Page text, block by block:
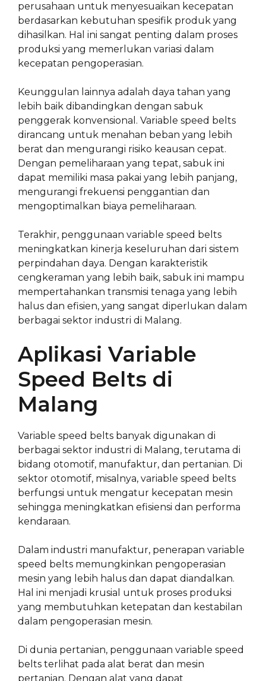
perusahaan untuk menyesuaikan kecepatan
berdasarkan kebutuhan spesifik produk yang
dihasilkan. Hal ini sangat penting dalam proses
produksi yang memerlukan variasi dalam
kecepatan pengoperasian.
Keunggulan lainnya adalah daya tahan yang
lebih baik dibandingkan dengan sabuk
penggerak konvensional. Variable speed belts
dirancang untuk menahan beban yang lebih
berat dan mengurangi risiko keausan cepat.
Dengan pemeliharaan yang tepat, sabuk ini
dapat memiliki masa pakai yang lebih panjang,
mengurangi frekuensi penggantian dan
mengoptimalkan biaya pemeliharaan.
Terakhir, penggunaan variable speed belts
meningkatkan kinerja keseluruhan dari sistem
perpindahan daya. Dengan karakteristik
cengkeraman yang lebih baik, sabuk ini mampu
mempertahankan transmisi tenaga yang lebih
halus dan efisien, yang sangat diperlukan dalam
berbagai sektor industri di Malang.
Aplikasi Variable
Speed Belts di
Malang
Variable speed belts banyak digunakan di
berbagai sektor industri di Malang, terutama di
bidang otomotif, manufaktur, dan pertanian. Di
sektor otomotif, misalnya, variable speed belts
berfungsi untuk mengatur kecepatan mesin
sehingga meningkatkan efisiensi dan performa
kendaraan.
Dalam industri manufaktur, penerapan variable
speed belts memungkinkan pengoperasian
mesin yang lebih halus dan dapat diandalkan.
Hal ini menjadi krusial untuk proses produksi
yang membutuhkan ketepatan dan kestabilan
dalam pengoperasian mesin.
Di dunia pertanian, penggunaan variable speed
belts terlihat pada alat berat dan mesin
pertanian. Dengan alat yang dapat